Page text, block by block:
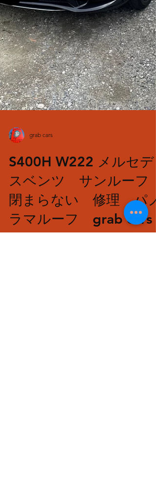
因でフ
grab cars
S400H W222 メルセデ
スベンツ サンルーフ